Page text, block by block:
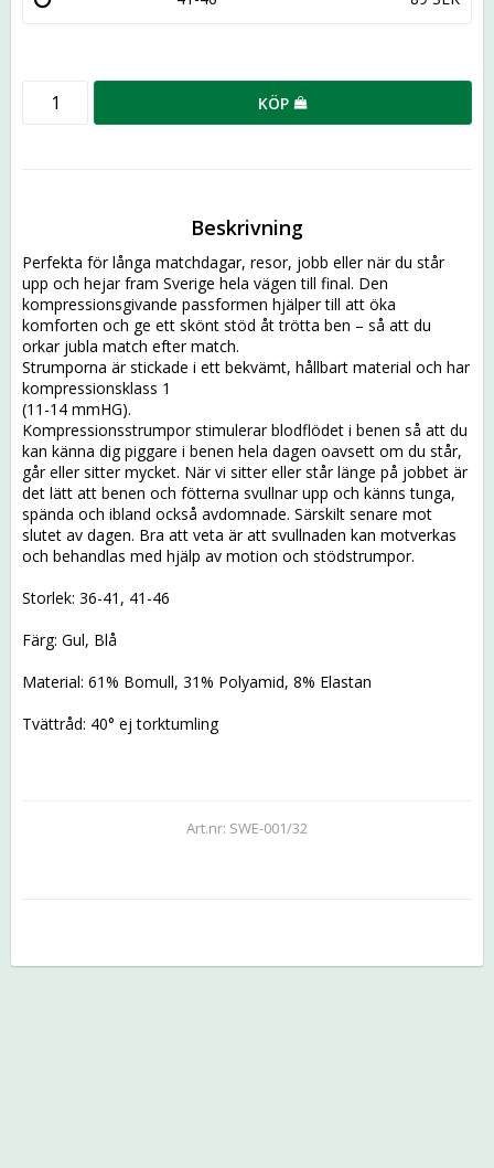
KÖP
Beskrivning
Art.nr: SWE-001/32
Perfekta för långa matchdagar, resor, jobb eller när du står
upp och hejar fram Sverige hela vägen till final. Den
kompressionsgivande passformen hjälper till att öka
komforten och ge ett skönt stöd åt trötta ben – så att du
orkar jubla match efter match.
Strumporna är stickade i ett bekvämt, hållbart material och har
kompressionsklass 1
(11-14 mmHG).
Kompressionsstrumpor stimulerar blodflödet i benen så att du
kan känna dig piggare i benen hela dagen oavsett om du står,
går eller sitter mycket. När vi sitter eller står länge på jobbet är
det lätt att benen och fötterna svullnar upp och känns tunga,
spända och ibland också avdomnade. Särskilt senare mot
slutet av dagen. Bra att veta är att svullnaden kan motverkas
och behandlas med hjälp av motion och stödstrumpor.
Storlek: 36-41, 41-46
Färg: Gul, Blå
Material: 61% Bomull, 31% Polyamid, 8% Elastan
Tvättråd: 40° ej torktumling